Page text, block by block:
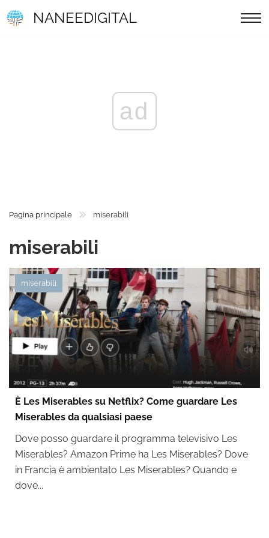
NANEEDIGITAL
ad
Pagina principale miserabili
miserabili
miserabili
È Les Miserables su Netflix? Come guardare Les
Miserables da qualsiasi paese
Dove posso guardare il programma televisivo Les
Miserables? Amazon Prime ha Les Miserables? Dove
in Francia è ambientato Les Miserables? Quando e
dove...